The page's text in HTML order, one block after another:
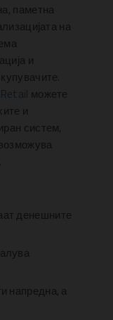
паметна
на
и
можете
и
систем,
денешните
напредна, а